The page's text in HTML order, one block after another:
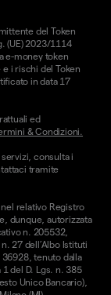
del Token
(UE) 2023/1114
e-money token
i rischi del Token
in data 17
ed
& Condizioni.
consulta i
tramite
relativo Registro
dunque, autorizzata
n. 205532,
27 dell’Albo Istituti
tenuto dalla
1 del D. Lgs. n. 385
Unico Bancario),